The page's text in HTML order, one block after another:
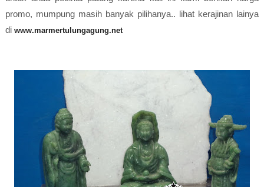
promo, mumpung masih banyak pilihanya.. lihat kerajinan lainya
di www.marmertulungagung.net